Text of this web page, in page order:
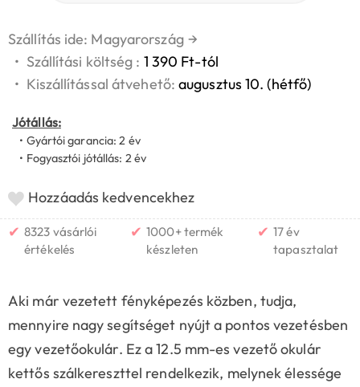
Szállítás ide: Magyarország →
• Szállítási költség : 1 390 Ft-tól
• Kiszállítással átvehető:augusztus 10. (hétfő)
Jótállás:
• Gyártói garancia: 2 év
• Fogyasztói jótállás: 2 év
Hozzáadás kedvencekhez
✔ 8323 vásárlói
értékelés
✔ 1000+ termék
készleten
✔ 17 év
tapasztalat
Aki már vezetett fényképezés közben, tudja,
mennyire nagy segítséget nyújt a pontos vezetésben
egy vezetőokulár. Ez a 12.5 mm-es vezető okulár
kettős szálkereszttel rendelkezik, melynek élessége